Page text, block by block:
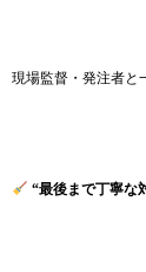
現場監督・発注者と
“最後まで丁寧な